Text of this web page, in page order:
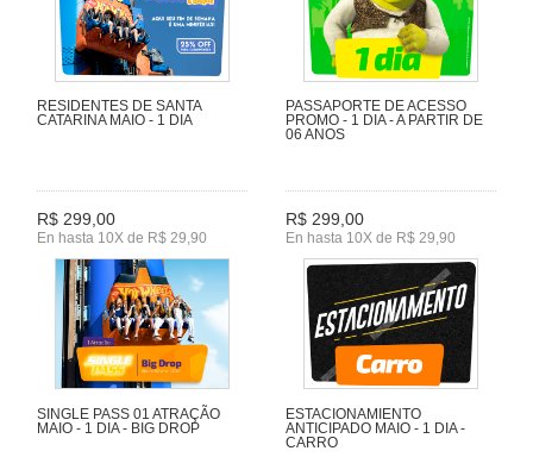
RESIDENTES DE SANTA
CATARINA MAIO - 1 DIA
R$ 299,00
En hasta 10X de R$ 29,90
PASSAPORTE DE ACESSO
PROMO - 1 DIA - A PARTIR DE
06 ANOS
R$ 299,00
En hasta 10X de R$ 29,90
SINGLE PASS 01 ATRAÇÃO
MAIO - 1 DIA - BIG DROP
ESTACIONAMIENTO
ANTICIPADO MAIO - 1 DIA -
CARRO